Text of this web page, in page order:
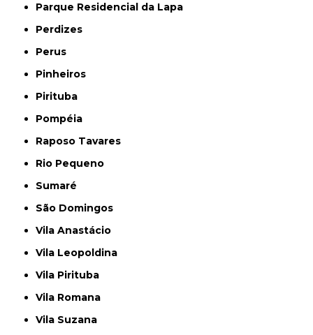
Parque Residencial da Lapa
Perdizes
Perus
Pinheiros
Pirituba
Pompéia
Raposo Tavares
Rio Pequeno
Sumaré
São Domingos
Vila Anastácio
Vila Leopoldina
Vila Pirituba
Vila Romana
Vila Suzana